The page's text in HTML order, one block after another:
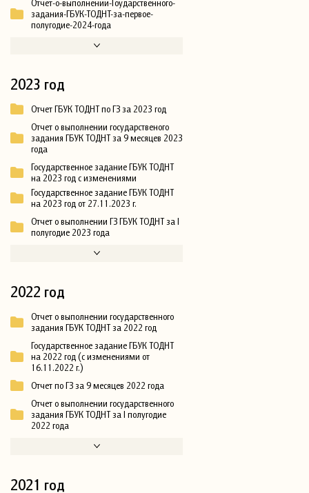
Отчет-о-выполнении-Гоударственного-
задания-ГБУК-ТОДНТ-за-первое-
полугодие-2024-года
2023 год
Отчет ГБУК ТОДНТ по ГЗ за 2023 год
Отчет о выполнении государственого
задания ГБУК ТОДНТ за 9 месяцев 2023
года
Государственное задание ГБУК ТОДНТ
на 2023 год с изменениями
Государственное задание ГБУК ТОДНТ
на 2023 год от 27.11.2023 г.
Отчет о выполнении ГЗ ГБУК ТОДНТ за I
полугодие 2023 года
2022 год
Отчет о выполнении государственного
задания ГБУК ТОДНТ за 2022 год
Государственное задание ГБУК ТОДНТ
на 2022 год (с изменениями от
16.11.2022 г.)
Отчет по ГЗ за 9 месяцев 2022 года
Отчет о выполнении государственного
задания ГБУК ТОДНТ за I полугодие
2022 года
2021 год